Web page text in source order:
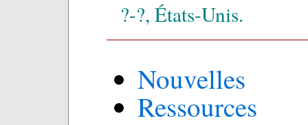
?-?, États-Unis.
Nouvelles
Ressources